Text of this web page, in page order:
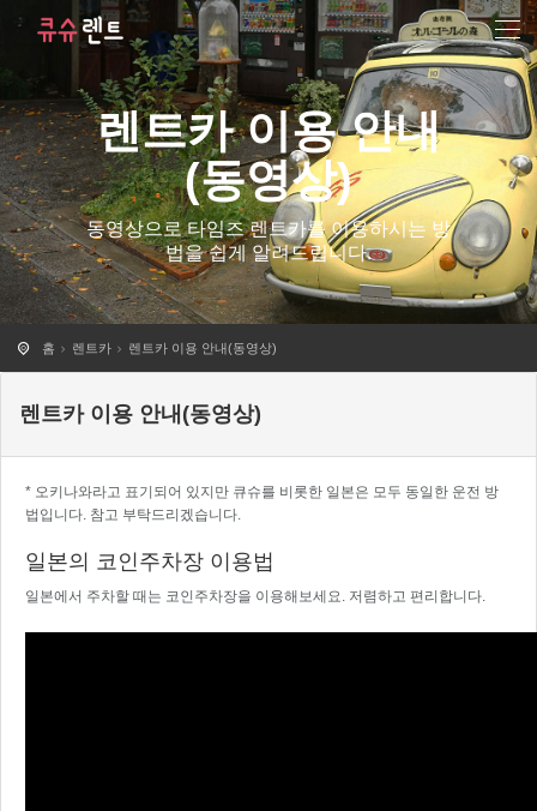
렌트카 이용 안내
(동영상)
동영상으로 타임즈 렌트카를 이용하시는 방
법을 쉽게 알려드립니다.
홈 렌트카 렌트카 이용 안내(동영상)
렌트카 이용 안내(동영상)
* 오키나와라고 표기되어 있지만 큐슈를 비롯한 일본은 모두 동일한 운전 방
법입니다. 참고 부탁드리겠습니다.
일본의 코인주차장 이용법
일본에서 주차할 때는 코인주차장을 이용해보세요. 저렴하고 편리합니다.